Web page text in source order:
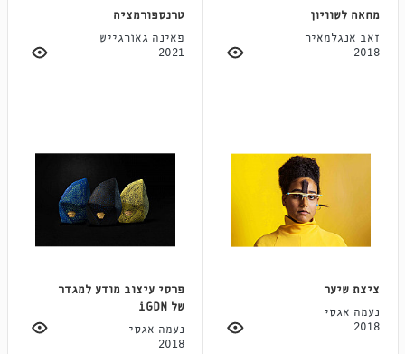
מחאה לשוויון
זאב אנגלמאיר
2018
טרנספורמציה
פאינה גאורגייש
2021
ציצת שיער
נעמה אגסי
2018
פרסי עיצוב מודע למגדר
של iGDN
נעמה אגסי
2018